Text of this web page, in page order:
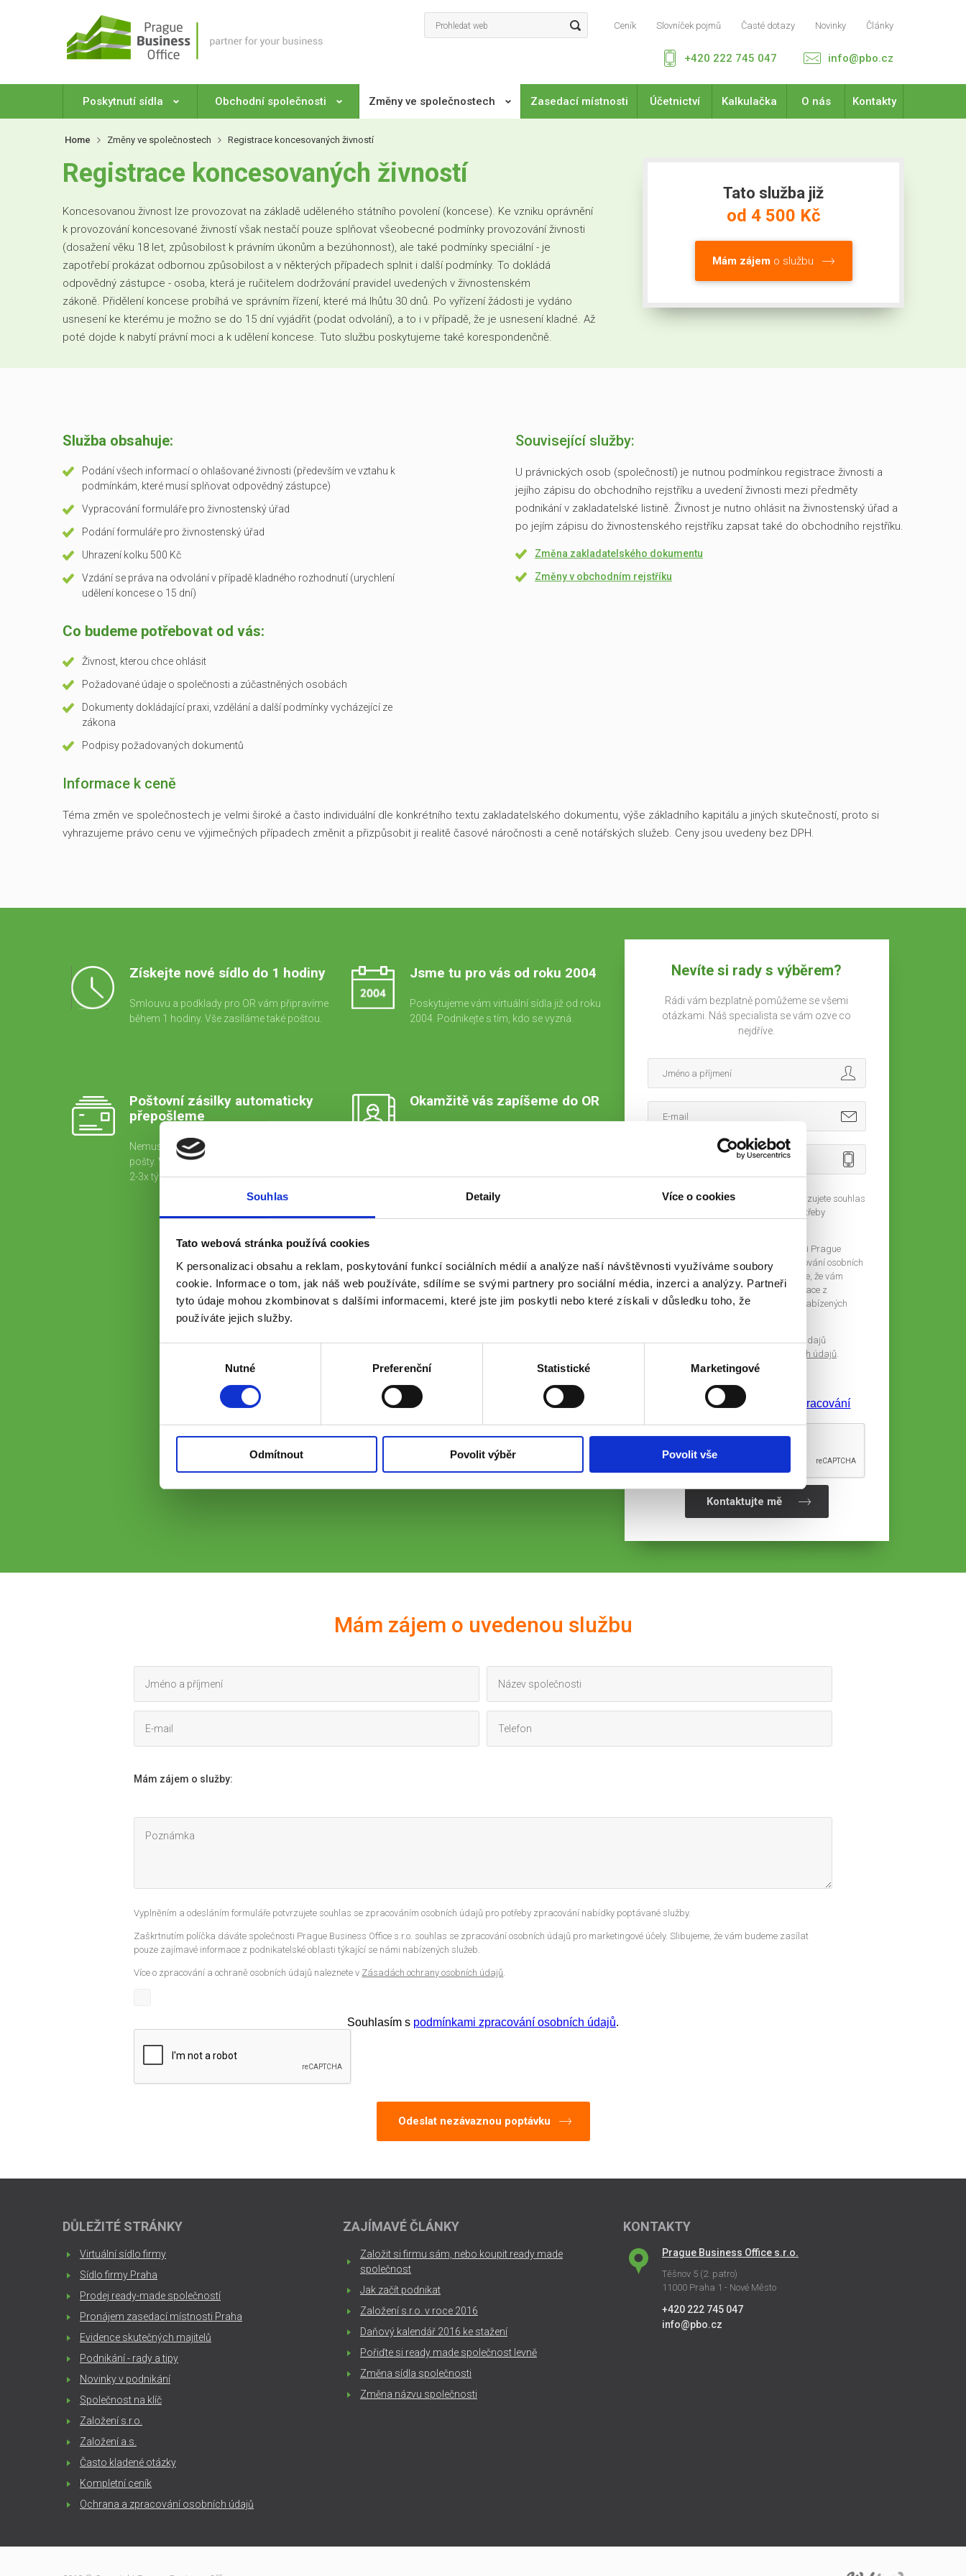
Souhlas Detaily Více o cookies
Tato webová stránka používá cookies
K personalizaci obsahu a reklam, poskytování funkcí sociálních médií a analýze naší návštěvnosti využíváme soubory
cookie. Informace o tom, jak náš web používáte, sdílíme se svými partnery pro sociální média, inzerci a analýzy. Partneři
tyto údaje mohou zkombinovat s dalšími informacemi, které jste jim poskytli nebo které získali v důsledku toho, že
používáte jejich služby.
Nutné Preferenční Statistické Marketingové
Odmítnout Povolit výběr Povolit vše
Ceník Slovníček pojmů Časté dotazy Novinky Články
info@pbo.cz
+420 222 745 047
Poskytnutí sídla Obchodní společnosti Změny ve společnostech Zasedací místnosti Účetnictví Kalkulačka O nás Kontakty
Home Změny ve společnostech Registrace koncesovaných živností
Registrace koncesovaných živností
Koncesovanou živnost lze provozovat na základě uděleného státního povolení (koncese). Ke vzniku oprávnění
k provozování koncesované živností však nestačí pouze splňovat všeobecné podmínky provozování živnosti
(dosažení věku 18 let, způsobilost k právním úkonům a bezúhonnost), ale také podmínky speciální - je
zapotřebí prokázat odbornou způsobilost a v některých případech splnit i další podmínky. To dokládá
odpovědný zástupce - osoba, která je ručitelem dodržování pravidel uvedených v živnostenském
zákoně. Přidělení koncese probíhá ve správním řízení, které má lhůtu 30 dnů. Po vyřízení žádosti je vydáno
usnesení ke kterému je možno se do 15 dní vyjádřit (podat odvolání), a to i v případě, že je usnesení kladné. Až
poté dojde k nabytí právní moci a k udělení koncese. Tuto službu poskytujeme také korespondenčně.
Tato služba již
od 4 500 Kč
Mám zájemo službu
Služba obsahuje:
Podání všech informací o ohlašované živnosti (především ve vztahu k
podmínkám, které musí splňovat odpovědný zástupce)
Vypracování formuláře pro živnostenský úřad
Podání formuláře pro živnostenský úřad
Uhrazení kolku 500 Kč
Vzdání se práva na odvolání v případě kladného rozhodnutí (urychlení
udělení koncese o 15 dní)
Co budeme potřebovat od vás:
Živnost, kterou chce ohlásit
Požadované údaje o společnosti a zúčastněných osobách
Dokumenty dokládající praxi, vzdělání a další podmínky vycházející ze
zákona
Podpisy požadovaných dokumentů
Související služby:
U právnických osob (společností) je nutnou podmínkou registrace živnosti a
jejího zápisu do obchodního rejstříku a uvedení živnosti mezi předměty
podnikání v zakladatelské listině. Živnost je nutno ohlásit na živnostenský úřad a
po jejím zápisu do živnostenského rejstříku zapsat také do obchodního rejstříku.
Změna zakladatelského dokumentu
Změny v obchodním rejstříku
Informace k ceně
Téma změn ve společnostech je velmi široké a často individuální dle konkrétního textu zakladatelského dokumentu, výše základního kapitálu a jiných skutečností, proto si
vyhrazujeme právo cenu ve výjimečných případech změnit a přizpůsobit ji realitě časové náročnosti a ceně notářských služeb. Ceny jsou uvedeny bez DPH.
Získejte nové sídlo do 1 hodiny
Smlouvu a podklady pro OR vám připravíme
během 1 hodiny. Vše zasíláme také poštou.
Poštovní zásilky automaticky
přepošleme
Nemusíte platit a obnovovat dosílky u České
pošty. Vaši korespondenci vám přepošleme
2-3x týdně.
Jsme tu pro vás od roku 2004
Poskytujeme vám virtuální sídla již od roku
2004. Podnikejte s tím, kdo se vyzná.
Okamžitě vás zapíšeme do OR
Nevíte si rady s výběrem?
Rádi vám bezplatně pomůžeme se všemi
otázkami. Náš specialista se vám ozve co
nejdříve.
Vyplněním a odesláním formuláře potvrzujete souhlas
se zpracováním osobních údajů pro potřeby
Zaškrtnutím políčka dáváte společnosti Prague
Business Office s.r.o. souhlas se zpracování osobních
údajů pro marketingové účely. Slibujeme, že vám
budeme zasílat pouze zajímavé informace z
podnikatelské oblasti týkající se námi nabízených
Více o zpracování a ochraně osobních údajů
Zásadách ochrany osobních údajů.
Souhlasím s
podmínkami zpracování
Mám zájem o uvedenou službu
Mám zájem o služby:
Vyplněním a odesláním formuláře potvrzujete souhlas se zpracováním osobních údajů pro potřeby zpracování nabídky poptávané služby.
Zaškrtnutím políčka dáváte společnosti Prague Business Office s.r.o. souhlas se zpracování osobních údajů pro marketingové účely. Slibujeme, že vám budeme zasílat
pouze zajímavé informace z podnikatelské oblasti týkající se námi nabízených služeb.
Více o zpracování a ochraně osobních údajů naleznete v Zásadách ochrany osobních údajů.
Souhlasím s podmínkami zpracování osobních údajů.
DŮLEŽITÉ STRÁNKY
Virtuální sídlo firmy
Sídlo firmy Praha
Prodej ready-made společností
Pronájem zasedací místnosti Praha
Evidence skutečných majitelů
Podnikání - rady a tipy
Novinky v podnikání
Společnost na klíč
Založení s.r.o.
Založení a.s.
Často kladené otázky
Kompletní ceník
Ochrana a zpracování osobních údajů
ZAJÍMAVÉ ČLÁNKY
Založit si firmu sám, nebo koupit ready made
společnost
Jak začít podnikat
Založení s.r.o. v roce 2016
Daňový kalendář 2016 ke stažení
Pořiďte si ready made společnost levně
Změna sídla společnosti
Změna názvu společnosti
KONTAKTY
Prague Business Office s.r.o.
Těšnov 5 (2. patro)
11000 Praha 1 - Nové Město
+420 222 745 047
info@pbo.cz